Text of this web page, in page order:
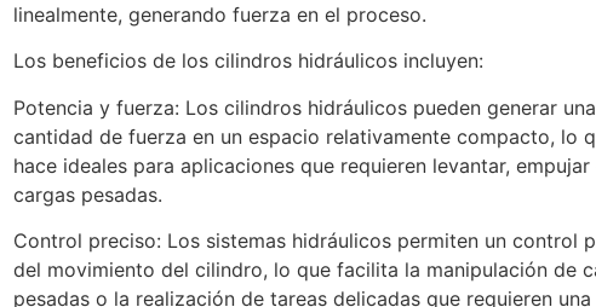
linealmente, generando fuerza en el proceso.
Los beneficios de los cilindros hidráulicos incluyen:
Potencia y fuerza: Los cilindros hidráulicos pueden generar
cantidad de fuerza en un espacio relativamente compacto, lo
hace ideales para aplicaciones que requieren levantar,
cargas pesadas.
Control preciso: Los sistemas hidráulicos permiten un control
del movimiento del cilindro, lo que facilita la manipulación de
pesadas o la realización de tareas delicadas que requieren una